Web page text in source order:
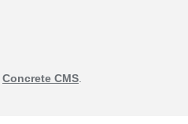
Concrete CMS